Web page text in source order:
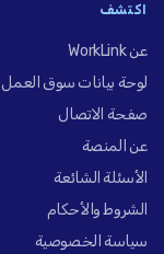
اكتشف
عن WorkLink
لوحة بيانات سوق العمل
صفحة الاتصال
عن المنصة
الأسئلة الشائعة
الشروط والأحكام
سياسة الخصوصية